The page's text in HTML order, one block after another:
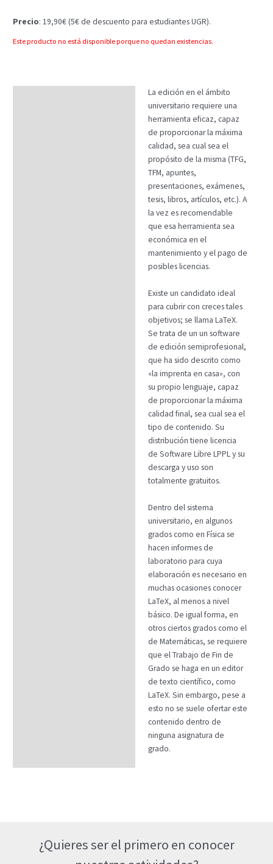
Precio: 19,90€ (5€ de descuento para estudiantes UGR).
Este producto no está disponible porque no quedan existencias.
La edición en el ámbito
universitario requiere una
herramienta eficaz, capaz
de proporcionar la máxima
calidad, sea cual sea el
propósito de la misma (TFG,
TFM, apuntes,
presentaciones, exámenes,
tesis, libros, artículos, etc.). A
la vez es recomendable
que esa herramienta sea
económica en el
mantenimiento y el pago de
posibles licencias.
Existe un candidato ideal
para cubrir con creces tales
objetivos; se llama LaTeX.
Se trata de un un software
de edición semiprofesional,
que ha sido descrito como
«la imprenta en casa», con
su propio lenguaje, capaz
de proporcionar la máxima
calidad final, sea cual sea el
tipo de contenido. Su
distribución tiene licencia
de Software Libre LPPL y su
descarga y uso son
totalmente gratuitos.
Dentro del sistema
universitario, en algunos
grados como en Física se
hacen informes de
laboratorio para cuya
elaboración es necesario en
muchas ocasiones conocer
LaTeX, al menos a nivel
básico. De igual forma, en
otros ciertos grados como el
de Matemáticas, se requiere
que el Trabajo de Fin de
Grado se haga en un editor
de texto científico, como
LaTeX. Sin embargo, pese a
esto no se suele ofertar este
contenido dentro de
ninguna asignatura de
grado.
¿Quieres ser el primero en conocer